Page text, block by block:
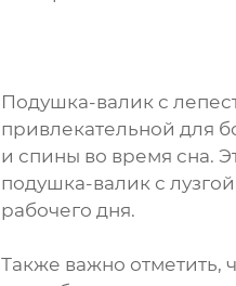
Подушка-валик с
привлекательной для
и спины во время сна.
подушка-валик с
рабочего дня.
Также важно отметить,